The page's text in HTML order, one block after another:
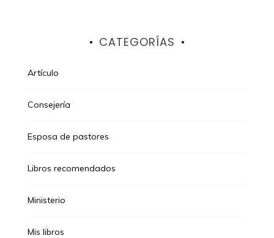
CATEGORÍAS
Artículo
Consejería
Esposa de pastores
Libros recomendados
Ministerio
Mis libros